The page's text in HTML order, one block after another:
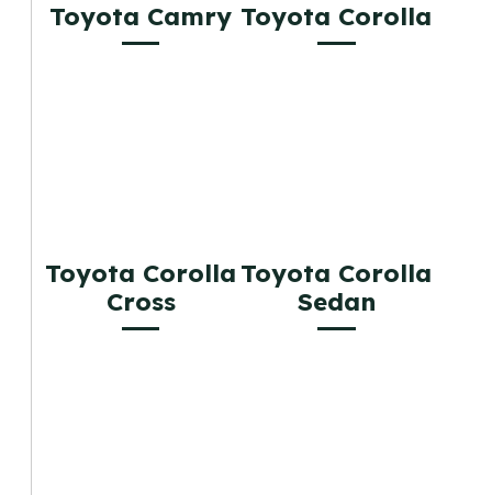
Toyota Camry Toyota Corolla
Toyota Corolla
Cross
Toyota Corolla
Sedan